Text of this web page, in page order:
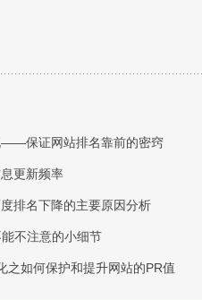
——保证网站排名靠前的密窍
更新频率
排名下降的主要原因分析
不注意的小细节
之如何保护和提升网站的PR值